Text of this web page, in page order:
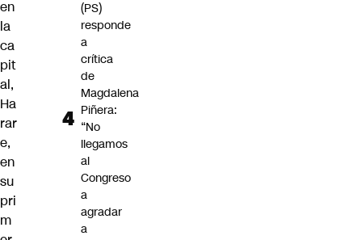
en
la
ca
pit
al,
Ha
rar
e,
en
su
pri
m
(PS)
responde
a
crítica
de
Magdalena
Piñera:
“No
llegamos
al
Congreso
a
agradar
a